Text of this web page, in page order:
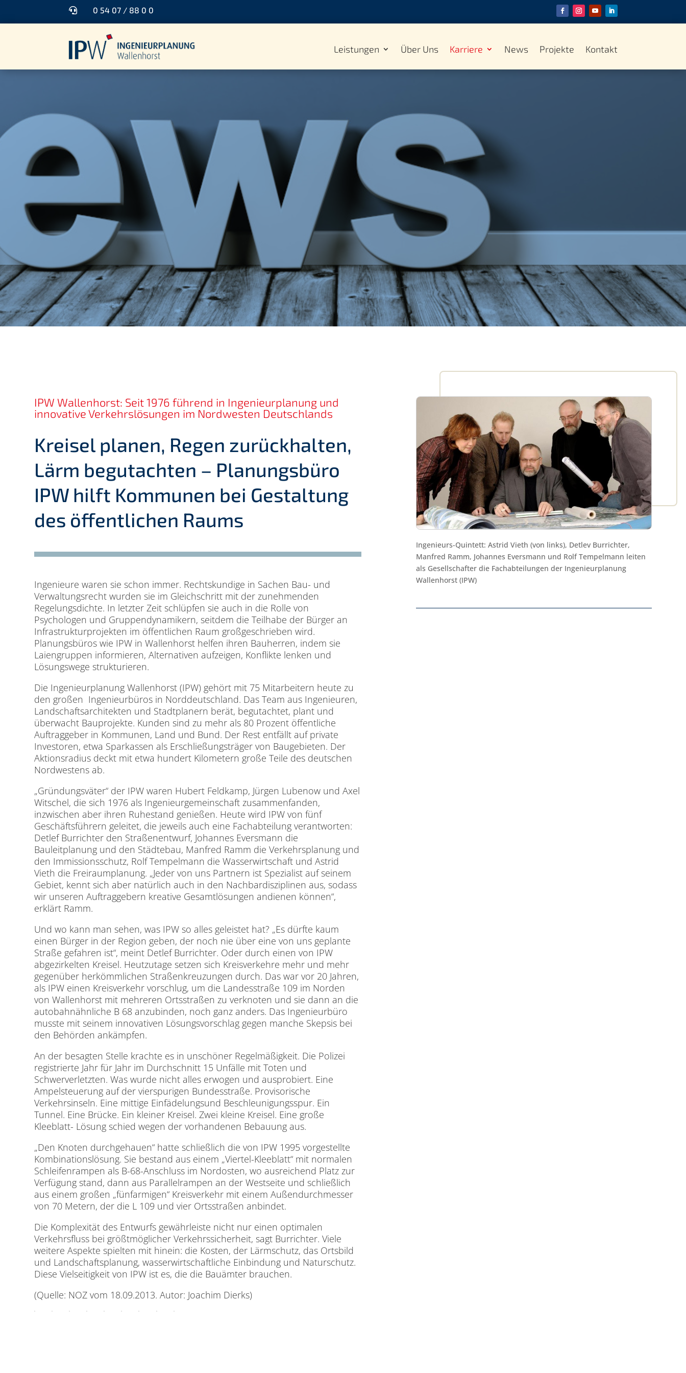
 0 54 07 / 88 0 0
Leistungen Über Uns Karriere News Projekte Kontakt
IPW Wallenhorst: Seit 1976 führend in Ingenieurplanung und
innovative Verkehrslösungen im Nordwesten Deutschlands
Kreisel planen, Regen zurückhalten,
Lärm begutachten – Planungsbüro
IPW hilft Kommunen bei Gestaltung
des öffentlichen Raums
Ingenieure waren sie schon immer. Rechtskundige in Sachen Bau- und
Verwaltungsrecht wurden sie im Gleichschritt mit der zunehmenden
Regelungsdichte. In letzter Zeit schlüpfen sie auch in die Rolle von
Psychologen und Gruppendynamikern, seitdem die Teilhabe der Bürger an
Infrastrukturprojekten im öffentlichen Raum großgeschrieben wird.
Planungsbüros wie IPW in Wallenhorst helfen ihren Bauherren, indem sie
Laiengruppen informieren, Alternativen aufzeigen, Konflikte lenken und
Lösungswege strukturieren.
Die Ingenieurplanung Wallenhorst (IPW) gehört mit 75 Mitarbeitern heute zu
den großen Ingenieurbüros in Norddeutschland. Das Team aus Ingenieuren,
Landschaftsarchitekten und Stadtplanern berät, begutachtet, plant und
überwacht Bauprojekte. Kunden sind zu mehr als 80 Prozent öffentliche
Auftraggeber in Kommunen, Land und Bund. Der Rest entfällt auf private
Investoren, etwa Sparkassen als Erschließungsträger von Baugebieten. Der
Aktionsradius deckt mit etwa hundert Kilometern große Teile des deutschen
Nordwestens ab.
„Gründungsväter“ der IPW waren Hubert Feldkamp, Jürgen Lubenow und Axel
Witschel, die sich 1976 als Ingenieurgemeinschaft zusammenfanden,
inzwischen aber ihren Ruhestand genießen. Heute wird IPW von fünf
Geschäftsführern geleitet, die jeweils auch eine Fachabteilung verantworten:
Detlef Burrichter den Straßenentwurf, Johannes Eversmann die
Bauleitplanung und den Städtebau, Manfred Ramm die Verkehrsplanung und
den Immissionsschutz, Rolf Tempelmann die Wasserwirtschaft und Astrid
Vieth die Freiraumplanung. „Jeder von uns Partnern ist Spezialist auf seinem
Gebiet, kennt sich aber natürlich auch in den Nachbardisziplinen aus, sodass
wir unseren Auftraggebern kreative Gesamtlösungen andienen können“,
erklärt Ramm.
Und wo kann man sehen, was IPW so alles geleistet hat? „Es dürfte kaum
einen Bürger in der Region geben, der noch nie über eine von uns geplante
Straße gefahren ist“, meint Detlef Burrichter. Oder durch einen von IPW
abgezirkelten Kreisel. Heutzutage setzen sich Kreisverkehre mehr und mehr
gegenüber herkömmlichen Straßenkreuzungen durch. Das war vor 20 Jahren,
als IPW einen Kreisverkehr vorschlug, um die Landesstraße 109 im Norden
von Wallenhorst mit mehreren Ortsstraßen zu verknoten und sie dann an die
autobahnähnliche B 68 anzubinden, noch ganz anders. Das Ingenieurbüro
musste mit seinem innovativen Lösungsvorschlag gegen manche Skepsis bei
den Behörden ankämpfen.
An der besagten Stelle krachte es in unschöner Regelmäßigkeit. Die Polizei
registrierte Jahr für Jahr im Durchschnitt 15 Unfälle mit Toten und
Schwerverletzten. Was wurde nicht alles erwogen und ausprobiert. Eine
Ampelsteuerung auf der vierspurigen Bundesstraße. Provisorische
Verkehrsinseln. Eine mittige Einfädelungsund Beschleunigungsspur. Ein
Tunnel. Eine Brücke. Ein kleiner Kreisel. Zwei kleine Kreisel. Eine große
Kleeblatt- Lösung schied wegen der vorhandenen Bebauung aus.
„Den Knoten durchgehauen“ hatte schließlich die von IPW 1995 vorgestellte
Kombinationslösung. Sie bestand aus einem „Viertel-Kleeblatt“ mit normalen
Schleifenrampen als B-68-Anschluss im Nordosten, wo ausreichend Platz zur
Verfügung stand, dann aus Parallelrampen an der Westseite und schließlich
aus einem großen „fünfarmigen“ Kreisverkehr mit einem Außendurchmesser
von 70 Metern, der die L 109 und vier Ortsstraßen anbindet.
Die Komplexität des Entwurfs gewährleiste nicht nur einen optimalen
Verkehrsfluss bei größtmöglicher Verkehrssicherheit, sagt Burrichter. Viele
weitere Aspekte spielten mit hinein: die Kosten, der Lärmschutz, das Ortsbild
und Landschaftsplanung, wasserwirtschaftliche Einbindung und Naturschutz.
Diese Vielseitigkeit von IPW ist es, die die Bauämter brauchen.
(Quelle: NOZ vom 18.09.2013. Autor: Joachim Dierks)
Ingenieurs-Quintett: Astrid Vieth (von links), Detlev Burrichter,
Manfred Ramm, Johannes Eversmann und Rolf Tempelmann leiten
als Gesellschafter die Fachabteilungen der Ingenieurplanung
Wallenhorst (IPW)